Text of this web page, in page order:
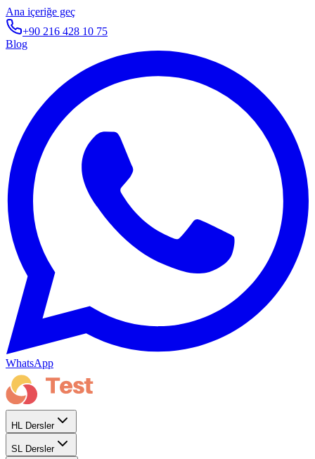
Ana içeriğe geç
+90 216 428 10 75
Blog
WhatsApp
HL Dersler
SL Dersler